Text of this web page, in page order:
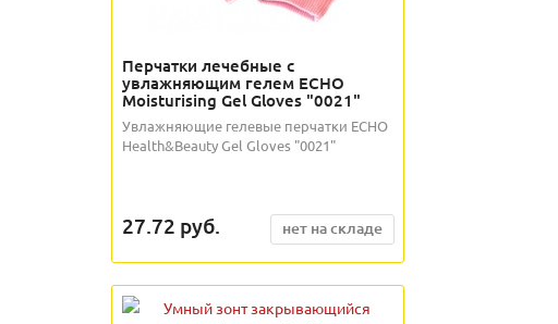
Перчатки лечебные с
увлажняющим гелем ECHO
Moisturising Gel Gloves "0021"
Увлажняющие гелевые перчатки ECHO
Health&Beauty Gel Gloves "0021"
27.72 руб. нет на складе